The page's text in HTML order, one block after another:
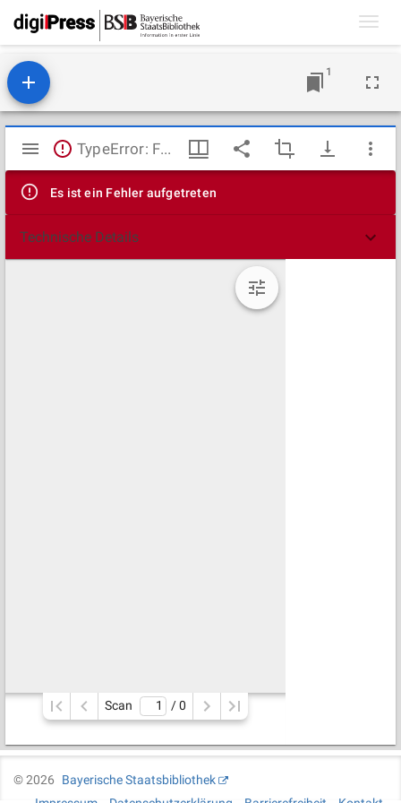
1
Mirador
Viewer
TypeError: Failed to fetch
Es ist ein Fehler aufgetreten
Technische Details
Scan / 0
©2026
Bayerische Staatsbibliothek